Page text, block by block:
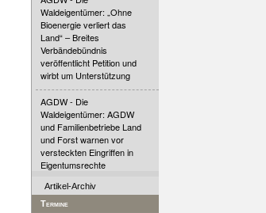
Waldeigentümer: „Ohne
Bioenergie verliert das
Land“ – Breites
Verbändebündnis
veröffentlicht Petition und
wirbt um Unterstützung
AGDW - Die
Waldeigentümer: AGDW
und Familienbetriebe Land
und Forst warnen vor
versteckten Eingriffen in
Eigentumsrechte
Artikel-Archiv
Termine